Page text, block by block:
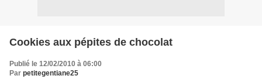
Cookies aux pépites de chocolat
Publié le 12/02/2010 à 06:00
Par petitegentiane25